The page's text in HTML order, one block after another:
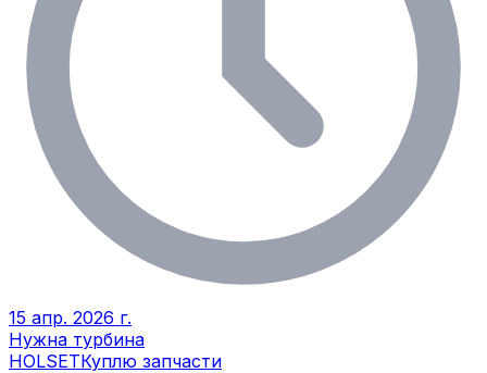
15 апр. 2026 г.
Нужна турбина
HOLSETКуплю запчасти